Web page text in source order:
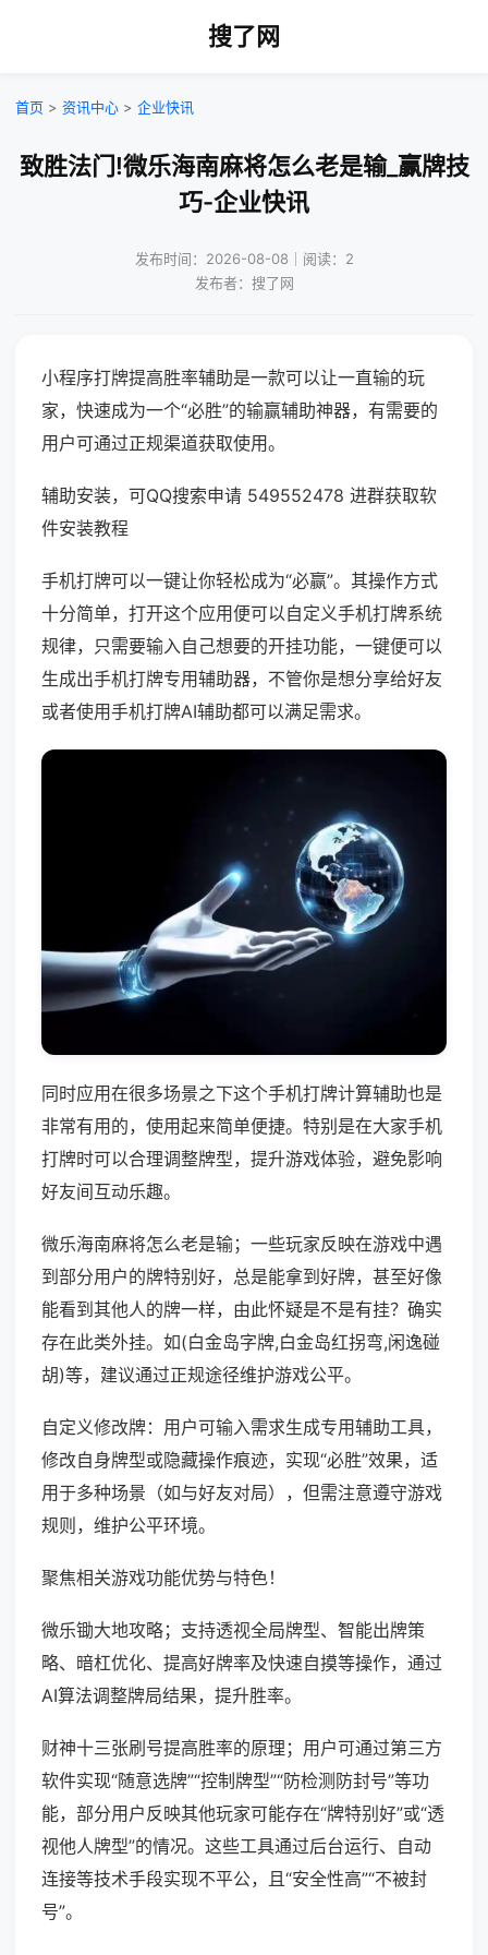
搜了网
首页 > 资讯中心 > 企业快讯
致胜法门!微乐海南麻将怎么老是输_赢牌技
巧-企业快讯
发布时间：2026-08-08｜阅读：2
发布者：搜了网
小程序打牌提高胜率辅助是一款可以让一直输的玩
家，快速成为一个“必胜”的输赢辅助神器，有需要的
用户可通过正规渠道获取使用。
辅助安装，可QQ搜索申请 549552478 进群获取软
件安装教程
手机打牌可以一键让你轻松成为“必赢”。其操作方式
十分简单，打开这个应用便可以自定义手机打牌系统
规律，只需要输入自己想要的开挂功能，一键便可以
生成出手机打牌专用辅助器，不管你是想分享给好友
或者使用手机打牌AI辅助都可以满足需求。
同时应用在很多场景之下这个手机打牌计算辅助也是
非常有用的，使用起来简单便捷。特别是在大家手机
打牌时可以合理调整牌型，提升游戏体验，避免影响
好友间互动乐趣。
微乐海南麻将怎么老是输；一些玩家反映在游戏中遇
到部分用户的牌特别好，总是能拿到好牌，甚至好像
能看到其他人的牌一样，由此怀疑是不是有挂？确实
存在此类外挂。如(白金岛字牌,白金岛红拐弯,闲逸碰
胡)等，建议通过正规途径维护游戏公平。
自定义修改牌：用户可输入需求生成专用辅助工具，
修改自身牌型或隐藏操作痕迹，实现“必胜”效果，适
用于多种场景（如与好友对局），但需注意遵守游戏
规则，维护公平环境。
聚焦相关游戏功能优势与特色！
微乐锄大地攻略；支持透视全局牌型、智能出牌策
略、暗杠优化、提高好牌率及快速自摸等操作，通过
AI算法调整牌局结果，提升胜率。
财神十三张刷号提高胜率的原理；用户可通过第三方
软件实现“随意选牌”“控制牌型”“防检测防封号”等功
能，部分用户反映其他玩家可能存在“牌特别好”或“透
视他人牌型”的情况。这些工具通过后台运行、自动
连接等技术手段实现不平公，且“安全性高”“不被封
号”。